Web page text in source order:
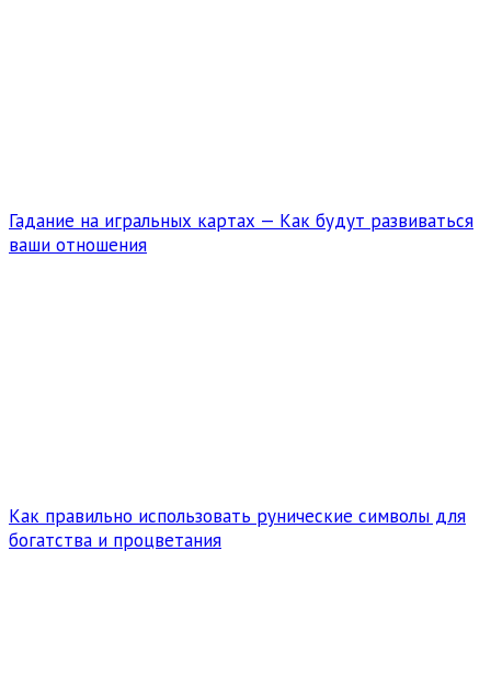
Гадание на игральных картах — Как будут развиваться
ваши отношения
Как правильно использовать рунические символы для
богатства и процветания